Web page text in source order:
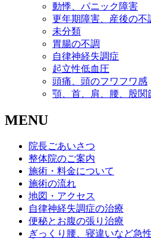
動悸、パニック障害
更年期障害、産後の不
未分類
胃腸の不調
自律神経失調症
起立性低血圧
頭痛、頭のフワフワ感
顎、首、肩、腰、股関
MENU
院長ごあいさつ
整体院のご案内
施術・料金について
施術の流れ
地図・アクセス
自律神経失調症の治療
便秘とお腹の張り治療
ぎっくり腰、寝違いなど急